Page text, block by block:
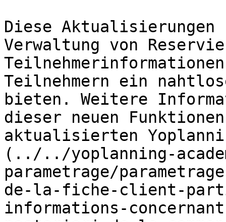
Diese
Verwaltung von
Teilnehmern ein
bieten. Weitere
dieser neuen
aktualisierten
(../../yoplanning-
parametrage/
de-la-fiche-client-
informations-